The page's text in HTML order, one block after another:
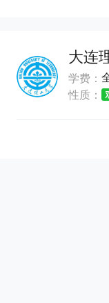
大连
学费：
性质：